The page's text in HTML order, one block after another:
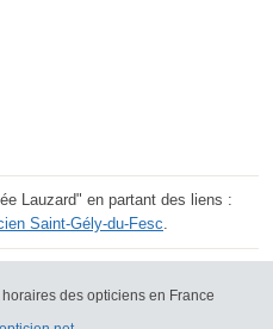
Lauzard" en partant des liens :
Saint-Gély-du-Fesc.
des opticiens en France